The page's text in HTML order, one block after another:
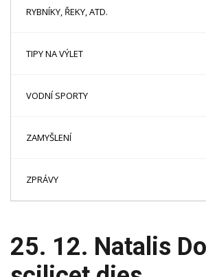
RYBNÍKY, ŘEKY, ATD.
TIPY NA VÝLET
VODNÍ SPORTY
ZAMYŠLENÍ
ZPRÁVY
25. 12. Natalis